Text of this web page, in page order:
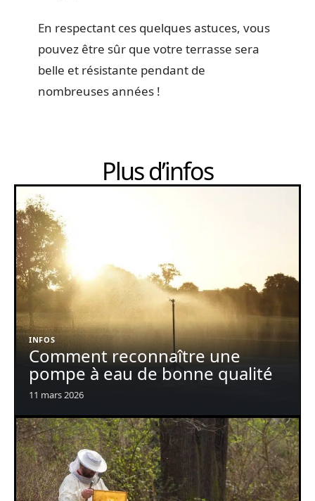
En respectant ces quelques astuces, vous
pouvez être sûr que votre terrasse sera
belle et résistante pendant de
nombreuses années !
Plus d’infos
INFOS
Comment reconnaître une
pompe à eau de bonne qualité
11 mars 2026